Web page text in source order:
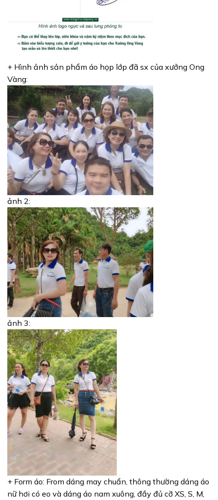
+ Hình ảnh sản phẩm áo họp lớp đã sx của xưởng Ong
Vàng:
ảnh 2:
ảnh 3:
+ Form áo: From dáng may chuẩn, thông thường dáng áo
nữ hơi có eo và dáng áo nam xuông, đầy đủ cỡ XS, S, M,